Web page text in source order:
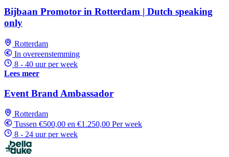
Bijbaan Promotor in Rotterdam | Dutch speaking
only
Rotterdam
In overeenstemming
8 - 40 uur per week
Lees meer
Event Brand Ambassador
Rotterdam
Tussen €500,00 en €1.250,00 Per week
8 - 24 uur per week